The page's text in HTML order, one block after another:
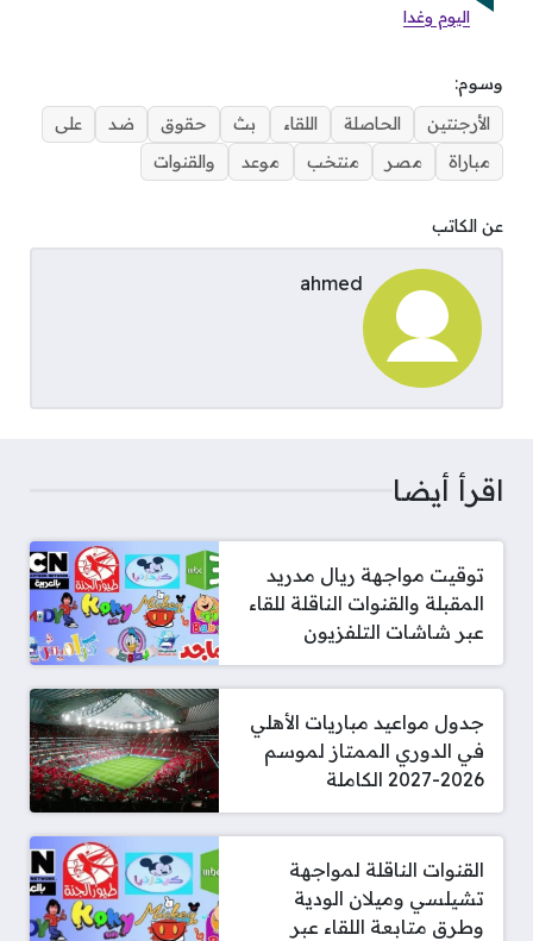
اليوم وغدا
وسوم:
الأرجنتين
الحاصلة اللقاء بث حقوق ضد
على
مباراة
مصر منتخب موعد والقنوات
عن الكاتب
ahmed
اقرأ أيضا
توقيت مواجهة ريال مدريد
المقبلة والقنوات الناقلة للقاء
عبر شاشات التلفزيون
جدول مواعيد مباريات الأهلي
في الدوري الممتاز لموسم
2026-2027 الكاملة
القنوات الناقلة لمواجهة
تشيلسي وميلان الودية
وطرق متابعة اللقاء عبر